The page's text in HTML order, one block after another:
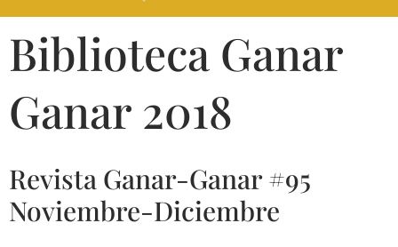
Biblioteca Ganar
Ganar 2018
Revista Ganar-Ganar #95
Noviembre-Diciembre